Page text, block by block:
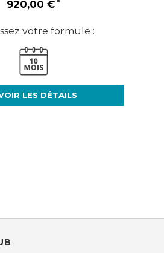
920,00 €
votre formule :
LES DÉTAILS